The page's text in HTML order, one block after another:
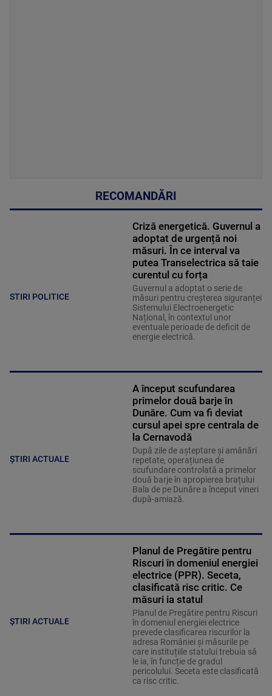
RECOMANDĂRI
STIRI POLITICE
Criză energetică. Guvernul a
adoptat de urgență noi
măsuri. În ce interval va
putea Transelectrica să taie
curentul cu forța
Guvernul a adoptat o serie de
măsuri pentru creșterea siguranței
Sistemului Electroenergetic
Național, în contextul unor
eventuale perioade de deficit de
energie electrică.
ȘTIRI ACTUALE
A început scufundarea
primelor două barje în
Dunăre. Cum va fi deviat
cursul apei spre centrala de
la Cernavodă
După zile de așteptare și amânări
repetate, operațiunea de
scufundare controlată a primelor
două barje în apropierea brațului
Bala de pe Dunăre a început vineri
după-amiază.
ȘTIRI ACTUALE
Planul de Pregătire pentru
Riscuri în domeniul energiei
electrice (PPR). Seceta,
clasificată risc critic. Ce
măsuri ia statul
Planul de Pregătire pentru Riscuri
în domeniul energiei electrice
prevede clasificarea riscurilor la
adresa României și măsurile pe
care instituțiile statului trebuia să
le ia, în funcție de gradul
pericolului. Seceta este clasificată
ca risc critic.